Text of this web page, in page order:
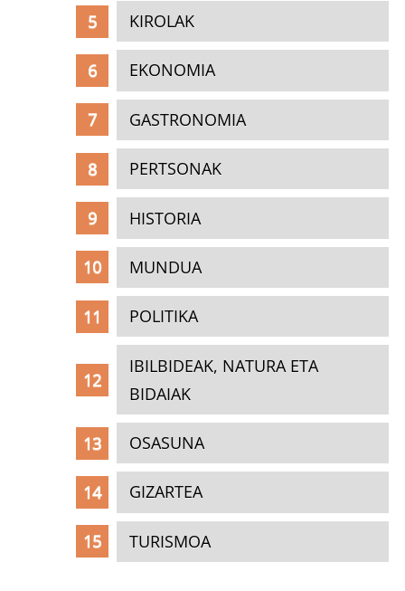
KIROLAK
EKONOMIA
GASTRONOMIA
PERTSONAK
HISTORIA
MUNDUA
POLITIKA
IBILBIDEAK, NATURA ETA
BIDAIAK
OSASUNA
GIZARTEA
TURISMOA